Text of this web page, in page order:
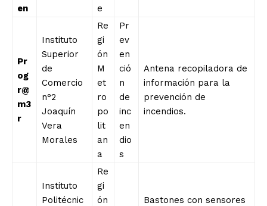
en
e
Pr
og
r@
m3
r
Instituto
Superior
de
Comercio
n°2
Joaquín
Vera
Morales
Re
gi
ón
M
et
ro
po
lit
an
a
Pr
ev
en
ció
n
de
inc
en
dio
s
Antena recopiladora de
información para la
prevención de
incendios.
Instituto
Politécnic
Re
gi
ón
Bastones con sensores